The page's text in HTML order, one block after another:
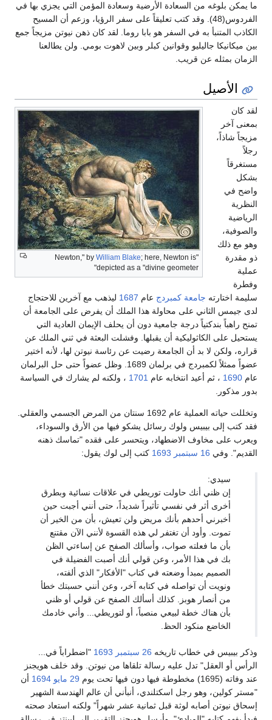
ما يمكن بلوغه من السعادة الأرضية وسعادة المؤمن التي يجزي بها في
الفردوس(48). وقد كتب تعليقاً على سفر الرؤيا، وزعم أن المسيح
الكاذب المتنبأ به في السفر هو بابا روما. لقد كان ذهن نيوتن مزيجاً جمع
بين ميكانيكا جاليليو وقوانين كبلر وبين لاهوت بومي. ولن يطالعنا
الزمان بمثله عن قريب.
الأصيل
"Newton," by
William Blake; here, Newton is
depicted as a "divine geometer"
لقد كان
بمعنى آخر
مزيجاً شاذاً،
رجلاً
مستغرقاً
بشكل
واضح في
النظرية
الرياضية
والصوفية،
وهو مع ذلك
ذو مقدرة
عملية
وفطرة
سليمة اختارته جامعة كمبردج عام 1687 ليذهب مع آخرين للاحتجاج
لدى جيمس الثاني على محاولة هذا الملك أن يفرض على الجامعة أن
تمنح راهباً بندكتياً درجة جامعية دون أن يحلف الإيمان العادية التي
يستحيل على الكاثوليكية أن يقبلها. وفشلت البعثة في ثني الملك عن
قراره، ولكن لا بد أن الجامعة رضيت عن رئاسة نيوتن لها، لأنه اختير
عضواً ممثلاً لكمبردج في برلمان 1689. وظل عضواً حتى حل البرلمان
عام 1690 ، ثم أعيد انتخابه عام 1701 ، ولكنه لم يشارك في السياسة
بدور مذكور.
وتخللت حياته العملية عام 1692 سنتان من المرض الجسمي والعقلي.
فقد كتب إلى بيبيس ولوك رسائل يشكو فيها من الأرق والسوداء،
ويعرب على مخاوف الاضطهاد، ويتحسر على فقده "تماسك ذهنه
القديم". وفي 16 سبتمبر 1693 كتب إلى لوك يقول:
سيدي:
إن ظني أنك حاولت توريطي في علاقات نسائية وبطرق
أخرى أثر في نفسي تأثيراً شديداً، حتى أنني أجبت حين
أخبرني أحدهم بأنك مريض ولن تعيش، بأن من الخير أن
تموت. وأود أن تغتفر لي هذه القسوة لأنني الآن مقتنع
بأن ما فعلته صواب، وأسألك الصفح عن إساءتي الظن
بك في هذا الأمر، وعن قولي أنك أصبت الفضيلة في
الصميم بمبدأ وضعته في كتاب "الأفكار" الذي ألفته،
ونويت أن تواصله في كتابه آخر، وعن أنني حسبتك خطأ
من أنصار هوبز. كذلك أسألك الصفح عن قولي أو ظني
بأن هناك خطة لبيعي منصباً، أو لتوريطي... وأني خادمك
الخاضع منكود الحظ.
وذكر بيبيس في خطاب تاريخه 26 سبتمبر 1693 "اضطراباً في...
الرأس أو العقل" تدل عليه رسالة تلقاها من نيوتن. وقد خلف هويجنز
عند وفاته (1695) مخطوطة فيها دون فيها تحت يوم
29 مايو 1694 أن
"مستر كولين، وهو رجل اسكتلندي، أنبأني أن عالم الهندسة الشهير
إسحاق نيوتن أصابه لوثة قبل ثمانية عشر شهراً" ولكنه استعاد صحته